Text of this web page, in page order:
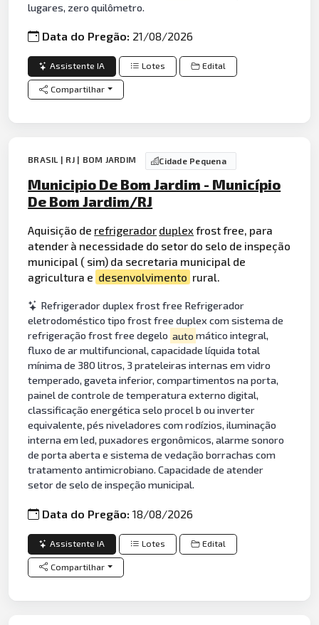
lugares, zero quilômetro.
Data do Pregão: 21/08/2026
Assistente IA Lotes Edital
Compartilhar
BRASIL | RJ | BOM JARDIM Cidade Pequena
Municipio De Bom Jardim - Município
De Bom Jardim/RJ
Aquisição de refrigerador duplex frost free, para
atender à necessidade do setor do selo de inspeção
municipal ( sim) da secretaria municipal de
agricultura e desenvolvimento rural.
Refrigerador duplex frost free Refrigerador
eletrodoméstico tipo frost free duplex com sistema de
refrigeração frost free degelo auto mático integral,
fluxo de ar multifuncional, capacidade líquida total
mínima de 380 litros, 3 prateleiras internas em vidro
temperado, gaveta inferior, compartimentos na porta,
painel de controle de temperatura externo digital,
classificação energética selo procel b ou inverter
equivalente, pés niveladores com rodízios, iluminação
interna em led, puxadores ergonômicos, alarme sonoro
de porta aberta e sistema de vedação borrachas com
tratamento antimicrobiano. Capacidade de atender
setor de selo de inspeção municipal.
Data do Pregão:18/08/2026
Assistente IA Lotes Edital
Compartilhar